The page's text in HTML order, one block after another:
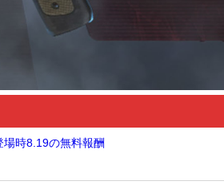
場時8.19の無料報酬